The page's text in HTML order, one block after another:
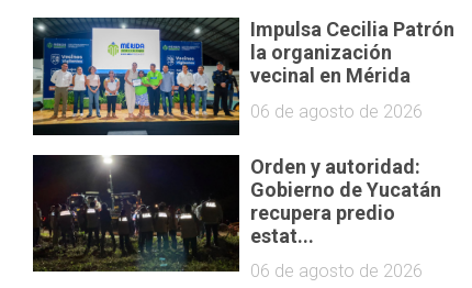
Impulsa Cecilia Patrón
la organización
vecinal en Mérida
06 de agosto de 2026
Orden y autoridad:
Gobierno de Yucatán
recupera predio
estat...
06 de agosto de 2026